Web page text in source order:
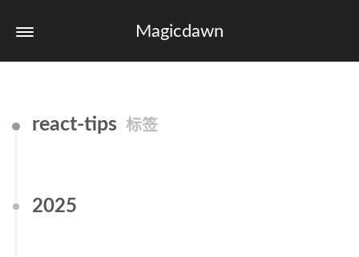
Magicdawn
react-tips 标签
2025